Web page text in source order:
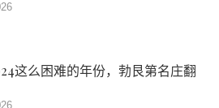
这么困难的年份，勃艮第名庄翻